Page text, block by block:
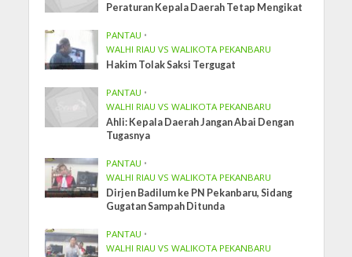
Peraturan Kepala Daerah Tetap Mengikat
PANTAU •
WALHI RIAU VS WALIKOTA PEKANBARU
Hakim Tolak Saksi Tergugat
PANTAU •
WALHI RIAU VS WALIKOTA PEKANBARU
Ahli: Kepala Daerah Jangan Abai Dengan
Tugasnya
PANTAU •
WALHI RIAU VS WALIKOTA PEKANBARU
Dirjen Badilum ke PN Pekanbaru, Sidang
Gugatan Sampah Ditunda
PANTAU •
WALHI RIAU VS WALIKOTA PEKANBARU